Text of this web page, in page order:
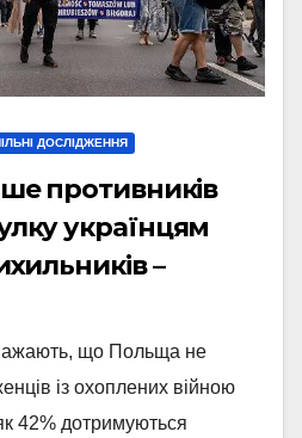
ДОСЛІДЖЕННЯ
противників
українцям
–
що Польща не
із охоплених війною
42% дотримуються